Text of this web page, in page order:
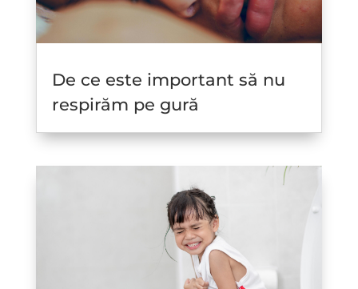
De ce este important să nu
respirăm pe gură